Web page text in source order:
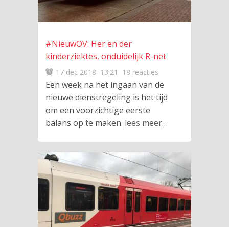
#NieuwOV: Her en der
kinderziektes, onduidelijk R-net
17 dec 2018 13:21 18 reacties
Een week na het ingaan van de
nieuwe dienstregeling is het tijd
om een voorzichtige eerste
balans op te maken. lees meer…